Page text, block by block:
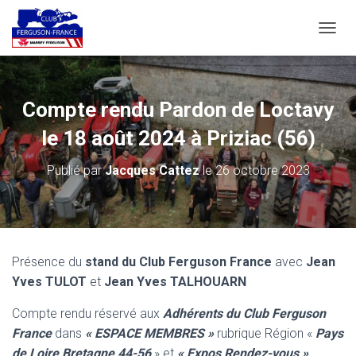
É
L
I
E
R
L
A
N
A
V
I
T
Compte rendu Pardon de Loctavy
le 18 août 2024 à Priziac (56)
Publié parJacques Cattezle26 octobre 2023
Présence du stand du Club Ferguson France avec Jean
Yves TULOT et Jean Yves TALHOUARN
Compte rendu réservé aux Adhérents du Club Ferguson
Francedans « ESPACE MEMBRES »rubrique Région « Pays